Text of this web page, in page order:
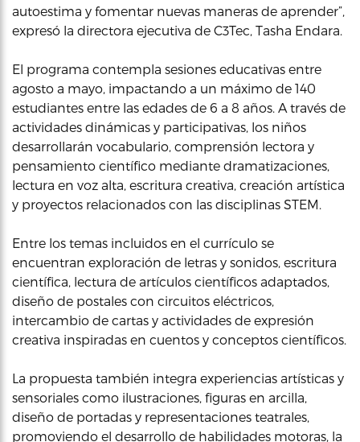
autoestima y fomentar nuevas maneras de aprender”,
expresó la directora ejecutiva de C3Tec, Tasha Endara.
El programa contempla sesiones educativas entre
agosto a mayo, impactando a un máximo de 140
estudiantes entre las edades de 6 a 8 años. A través de
actividades dinámicas y participativas, los niños
desarrollarán vocabulario, comprensión lectora y
pensamiento científico mediante dramatizaciones,
lectura en voz alta, escritura creativa, creación artística
y proyectos relacionados con las disciplinas STEM.
Entre los temas incluidos en el currículo se
encuentran exploración de letras y sonidos, escritura
científica, lectura de artículos científicos adaptados,
diseño de postales con circuitos eléctricos,
intercambio de cartas y actividades de expresión
creativa inspiradas en cuentos y conceptos científicos.
La propuesta también integra experiencias artísticas y
sensoriales como ilustraciones, figuras en arcilla,
diseño de portadas y representaciones teatrales,
promoviendo el desarrollo de habilidades motoras, la